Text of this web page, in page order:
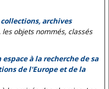
archives
les objets nommés, classés
à la recherche de sa
de l'Europe et de la